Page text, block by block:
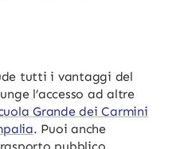
tutti i vantaggi del
l’accesso ad altre
Grande dei Carmini
. Puoi anche